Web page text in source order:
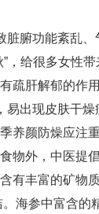
腑功能紊乱
，给很多女性
肝解郁的作
出现皮肤干
养颜防燥应注
外，中医提
有丰富的矿物
海参中富含的